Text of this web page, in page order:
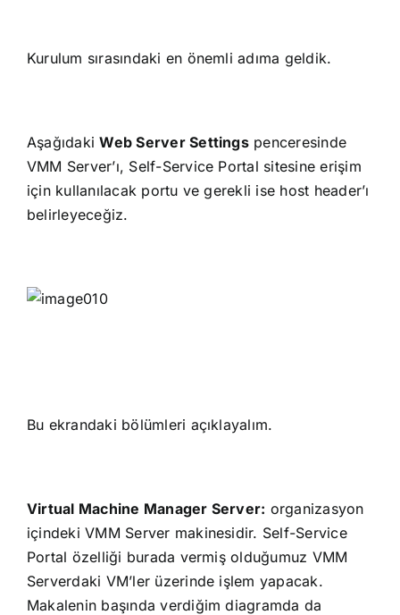
Kurulum sırasındaki en önemli adıma geldik.
AşağıdakiWeb Server Settingspenceresinde
VMM Server’ı, Self-Service Portal sitesine erişim
için kullanılacak portu ve gerekli ise host header’ı
belirleyeceğiz.
Bu ekrandaki bölümleri açıklayalım.
Virtual Machine Manager Server: organizasyon
içindeki VMM Server makinesidir. Self-Service
Portal özelliği burada vermiş olduğumuz VMM
Serverdaki VM’ler üzerinde işlem yapacak.
Makalenin başında verdiğim diagramda da